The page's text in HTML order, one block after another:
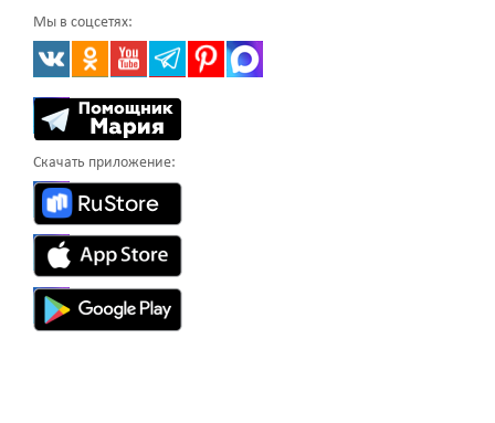
Мы в соцсетях:
Скачать приложение: